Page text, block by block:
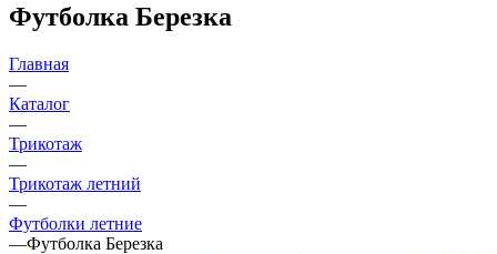
Футболка Березка
Главная
—
Каталог
—
Трикотаж
—
Трикотаж летний
—
Футболки летние
—Футболка Березка